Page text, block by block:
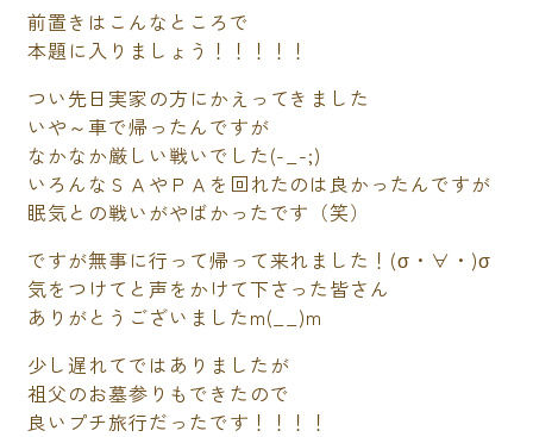
前置きはこんなところで
本題に入りましょう！！！！！
つい先日実家の方にかえってきました
いや～車で帰ったんですが
なかなか厳しい戦いでした(-_-;)
いろんなＳＡやＰＡを回れたのは良かったんですが
眠気との戦いがやばかったです（笑）
ですが無事に行って帰って来れました！(σ・∀・)σ
気をつけてと声をかけて下さった皆さん
ありがとうございましたm(__)m
少し遅れてではありましたが
祖父のお墓参りもできたので
良いプチ旅行だったです！！！！